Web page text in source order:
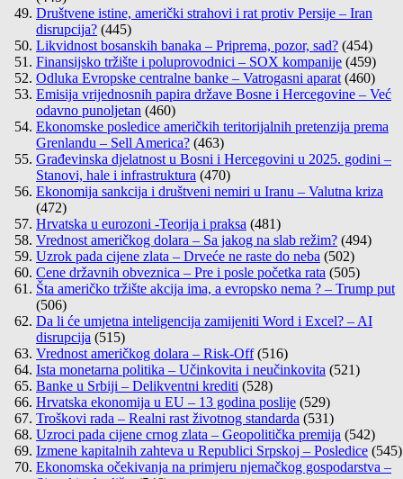
Društvene istine, američki strahovi i rat protiv Persije – Iran
disrupcija? (445)
Likvidnost bosanskih banaka – Priprema, pozor, sad? (454)
Finansijsko tržište i poluprovodnici – SOX kompanije (459)
Odluka Evropske centralne banke – Vatrogasni aparat (460)
Emisija vrijednosnih papira države Bosne i Hercegovine – Već
odavno punoljetan (460)
Ekonomske posledice američkih teritorijalnih pretenzija prema
Grenlandu – Sell America? (463)
Građevinska djelatnost u Bosni i Hercegovini u 2025. godini –
Stanovi, hale i infrastruktura (470)
Ekonomija sankcija i društveni nemiri u Iranu – Valutna kriza
(472)
Hrvatska u eurozoni -Teorija i praksa (481)
Vrednost američkog dolara – Sa jakog na slab režim? (494)
Uzrok pada cijene zlata – Drveće ne raste do neba (502)
Cene državnih obveznica – Pre i posle početka rata (505)
Šta američko tržište akcija ima, a evropsko nema ? – Trump put
(506)
Da li će umjetna inteligencija zamijeniti Word i Excel? – AI
disrupcija (515)
Vrednost američkog dolara – Risk-Off (516)
Ista monetarna politika – Učinkovita i neučinkovita (521)
Banke u Srbiji – Delikventni krediti (528)
Hrvatska ekonomija u EU – 13 godina poslije (529)
Troškovi rada – Realni rast životnog standarda (531)
Uzroci pada cijene crnog zlata – Geopolitička premija (542)
Izmene kapitalnih zahteva u Republici Srpskoj – Posledice (545)
Ekonomska očekivanja na primjeru njemačkog gospodarstva –